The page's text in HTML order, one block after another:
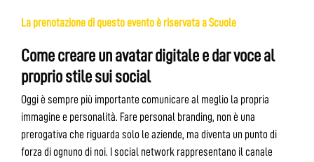
La prenotazione di questo evento è riservata a Scuole
Come creare un avatar digitale e dar voce al
proprio stile sui social
Oggi è sempre più importante comunicare al meglio la propria
immagine e personalità. Fare personal branding, non è una
prerogativa che riguarda solo le aziende, ma diventa un punto di
forza di ognuno di noi. I social network rappresentano il canale